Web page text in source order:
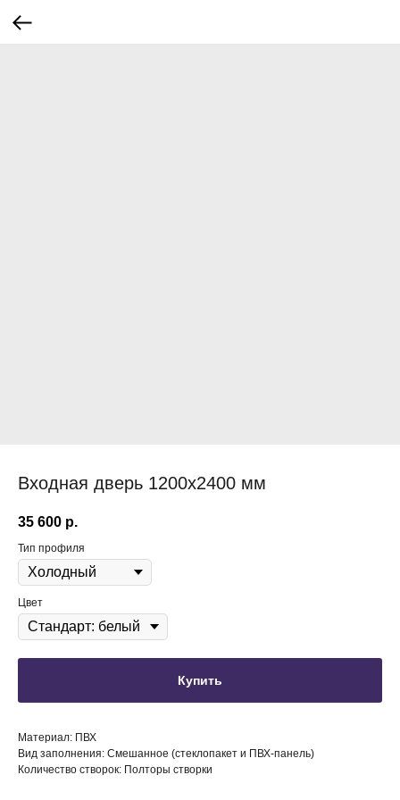
Входная дверь 1200х2400 мм
35 600 р.
Тип профиля
Цвет
Купить
Материал: ПВХ
Вид заполнения: Смешанное (стеклопакет и ПВХ-панель)
Количество створок: Полторы створки